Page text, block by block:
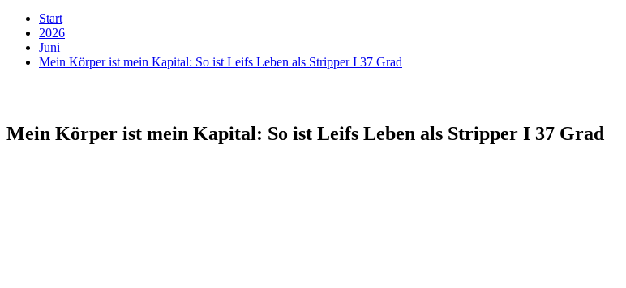
Start
2026
Juni
Mein Körper ist mein Kapital: So ist Leifs Leben als Stripper I 37 Grad
Mein Körper ist mein Kapital: So ist Leifs Leben als Stripper I 37 Grad